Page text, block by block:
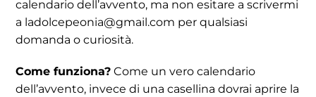
calendario dell’avvento, ma non esitare a scrivermi
a ladolcepeonia@gmail.com per qualsiasi
domanda o curiosità.
Come funziona? Come un vero calendario
dell’avvento, invece di una casellina dovrai aprire la